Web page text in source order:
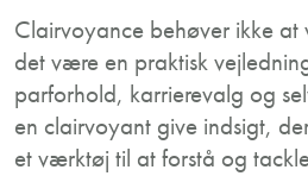
Clairvoyance behøver ikke at
det være en praktisk
parforhold, karrierevalg og
en clairvoyant give indsigt,
et værktøj til at forstå og